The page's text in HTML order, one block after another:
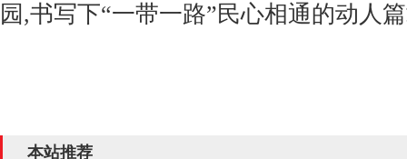
园,书写下“一带一路”民心相通的动人
本站推荐